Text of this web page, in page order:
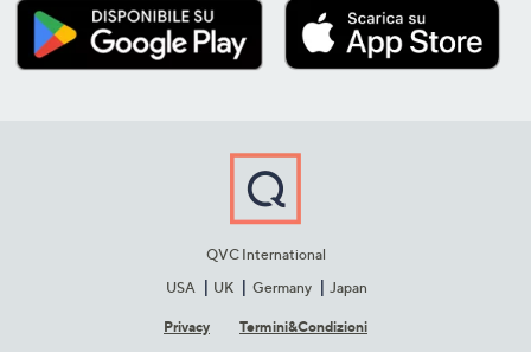
QVC International
USA
UK Germany Japan
Privacy Termini&C​ondizioni